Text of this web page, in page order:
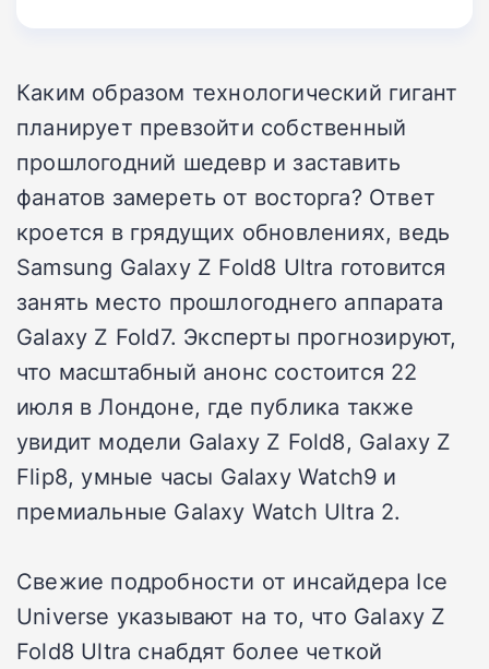
Каким образом технологический гигант
планирует превзойти собственный
прошлогодний шедевр и заставить
фанатов замереть от восторга? Ответ
кроется в грядущих обновлениях, ведь
Samsung Galaxy Z Fold8 Ultra готовится
занять место прошлогоднего аппарата
Galaxy Z Fold7. Эксперты прогнозируют,
что масштабный анонс состоится 22
июля в Лондоне, где публика также
увидит модели Galaxy Z Fold8, Galaxy Z
Flip8, умные часы Galaxy Watch9 и
премиальные Galaxy Watch Ultra 2.
Свежие подробности от инсайдера Ice
Universe указывают на то, что Galaxy Z
Fold8 Ultra снабдят более четкой